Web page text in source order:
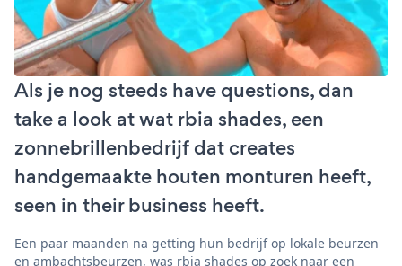
Als je nog steeds have questions, dan
take a look at wat rbia shades, een
zonnebrillenbedrijf dat creates
handgemaakte houten monturen heeft,
seen in their business heeft.
Een paar maanden na getting hun bedrijf op lokale beurzen
en ambachtsbeurzen, was rbia shades op zoek naar een